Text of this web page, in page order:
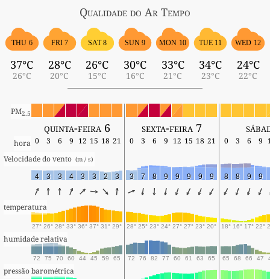
Qualidade do Ar Tempo
THU 6
37°C
26°C
FRI 7
28°C
20°C
SAT 8
26°C
15°C
SUN 9
30°C
16°C
MON 10
33°C
21°C
TUE 11
34°C
23°C
WED 12
24°C
22°C
PM2.5
quinta-feira 6 sexta-feira 7
hora 0 3 6 9 12 15 18 21 0 3 6 9 12 15 18 21 0 3 6 9
Velocidade do vento (m / s)
4 3 3 4 3 3 2 3 3 7 8 9 9 9 9 9 8 8 9 9
temperatura
27° 26° 28° 33° 36° 37° 31° 29° 28° 25° 23° 24° 27° 27° 23° 20° 18° 16° 17° 22°
humidade relativa
72 75 70 60 44 45 59 65 72 76 82 77 60 61 63 65 65 68 66 47
pressão barométrica